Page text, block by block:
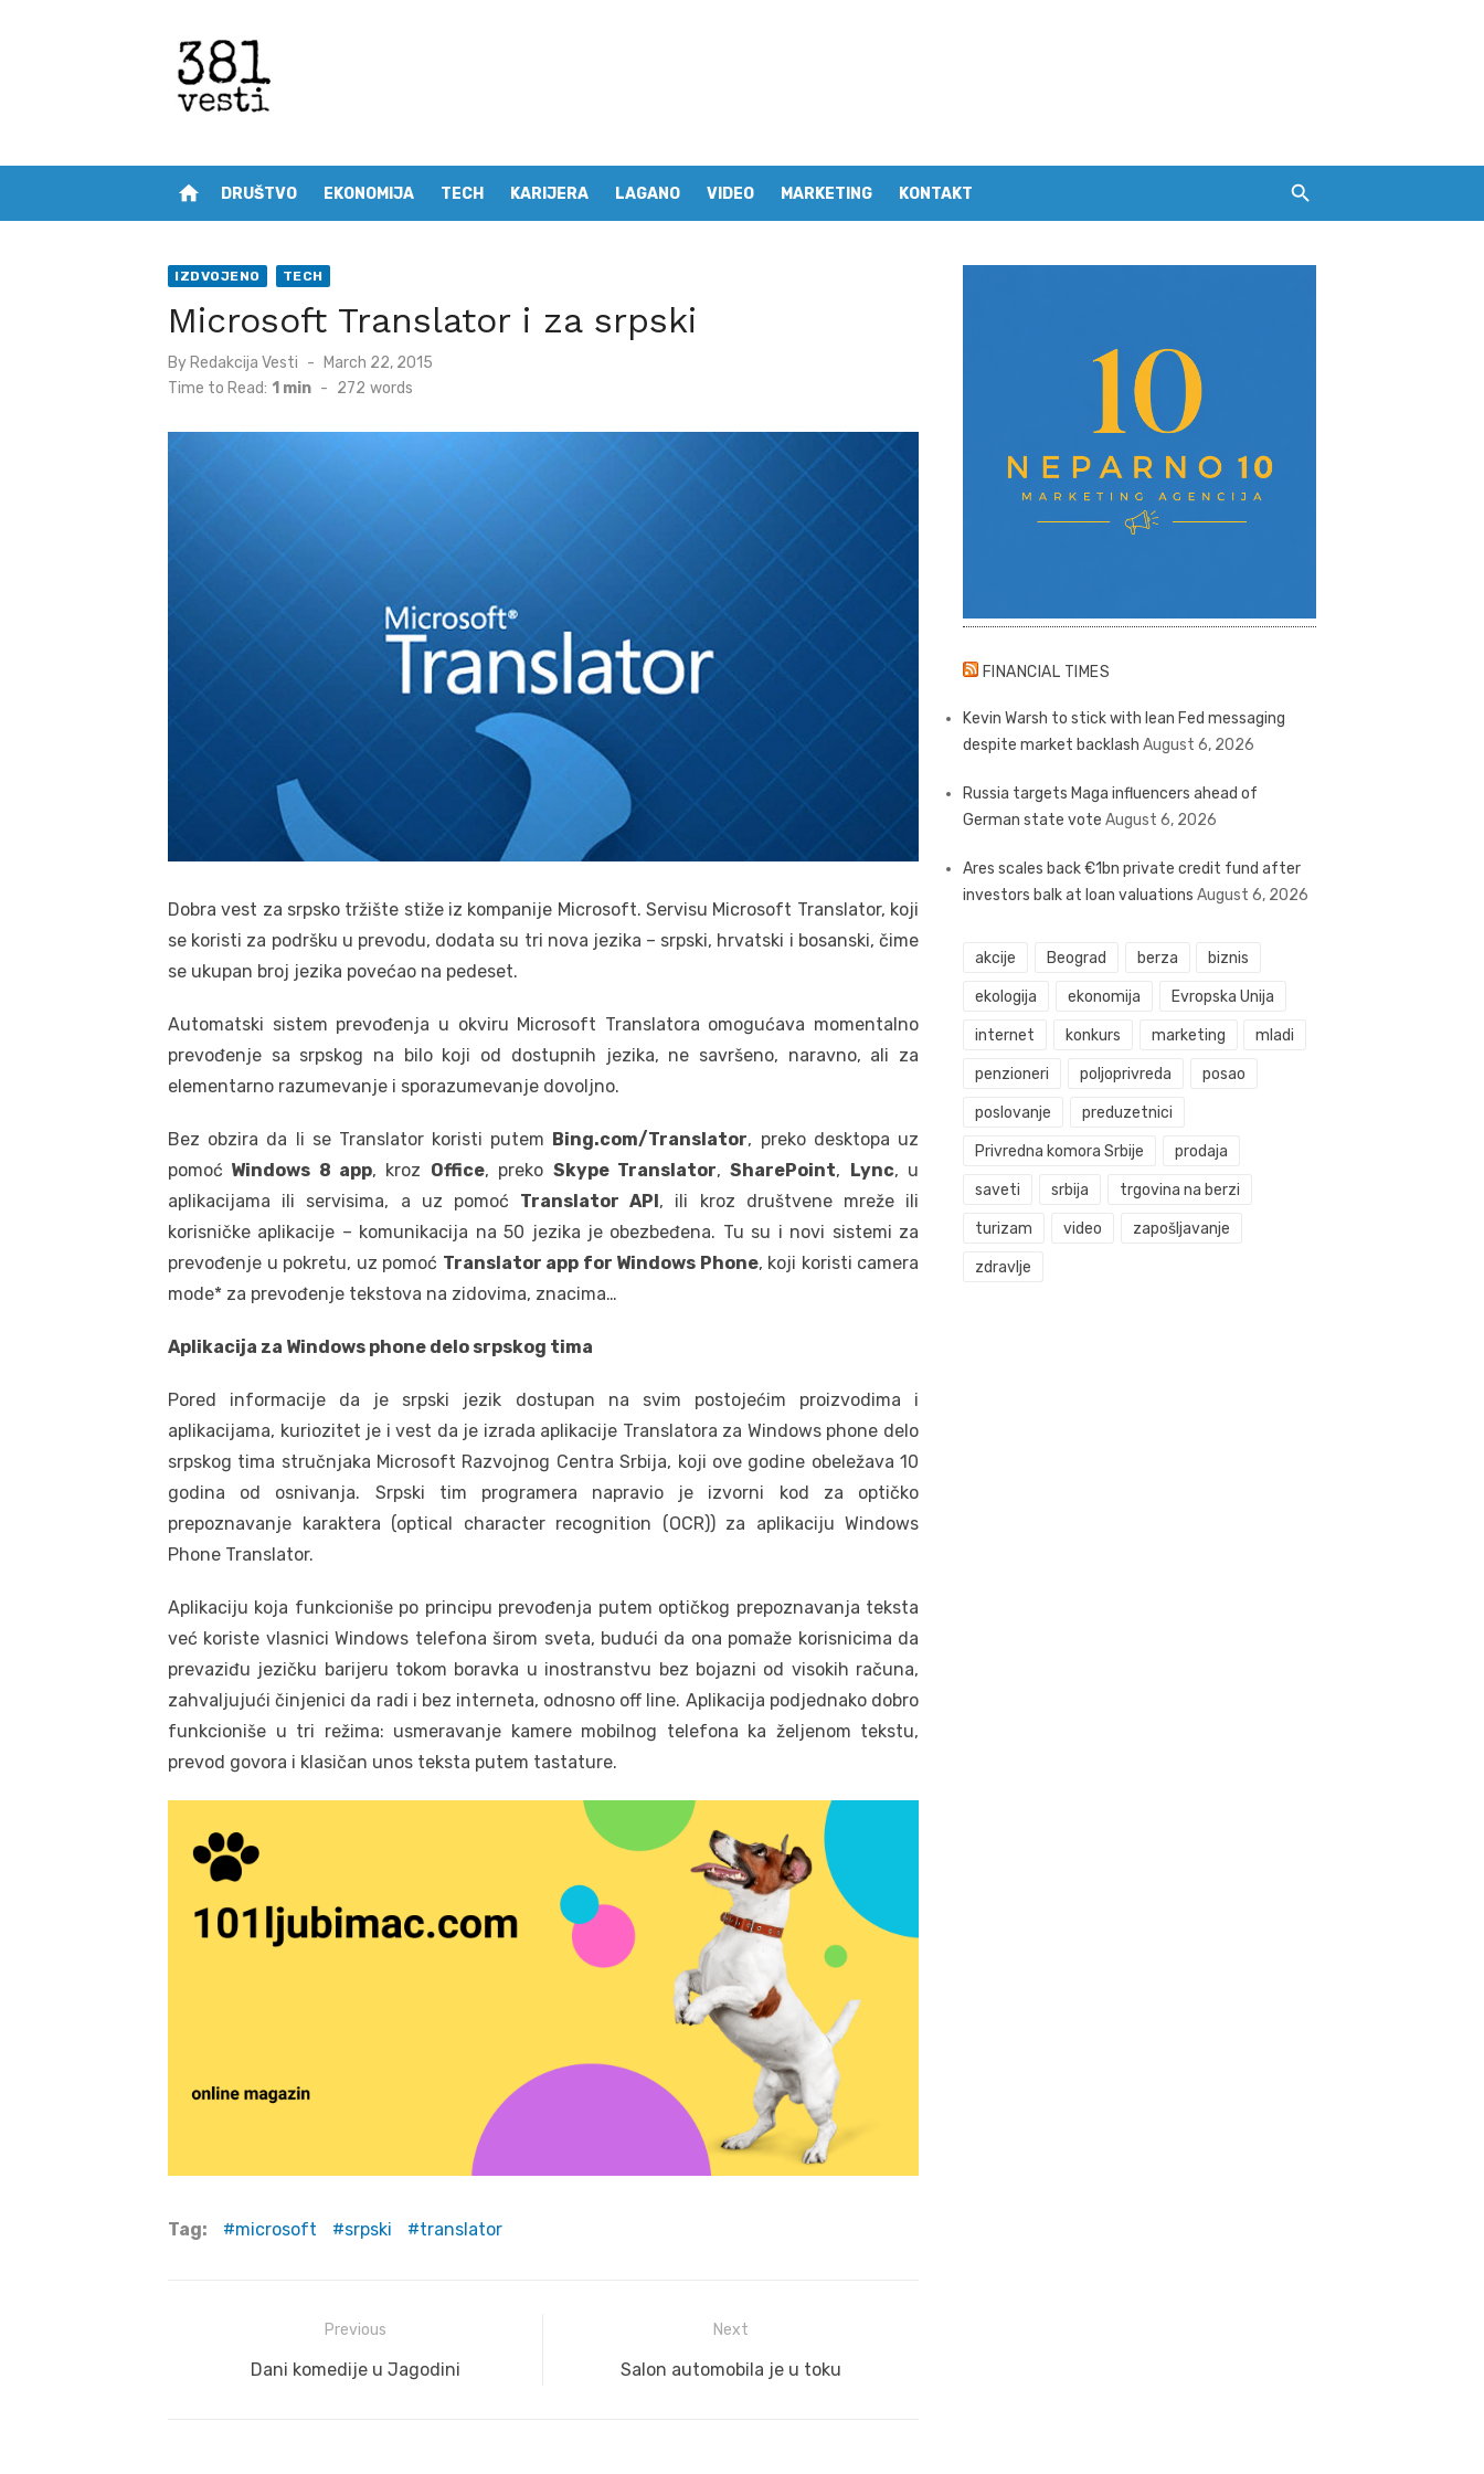
home DRUŠTVO EKONOMIJA TECH KARIJERA LAGANO VIDEO MARKETING KONTAKT
IZDVOJENO TECH
Microsoft Translator i za srpski
By Redakcija Vesti
Posted
on
March 22, 2015
Time to Read: 1 min - 272 words
Dobra vest za srpsko tržište stiže iz kompanije Microsoft. Servisu Microsoft Translator, koji
se koristi za podršku u prevodu, dodata su tri nova jezika – srpski, hrvatski i bosanski, čime
se ukupan broj jezika povećao na pedeset.
Automatski sistem prevođenja u okviru Microsoft Translatora omogućava momentalno
prevođenje sa srpskog na bilo koji od dostupnih jezika, ne savršeno, naravno, ali za
elementarno razumevanje i sporazumevanje dovoljno.
Bez obzira da li se Translator koristi putem Bing.com/Translator, preko desktopa uz
pomoć Windows 8 app, kroz Office, preko Skype Translator,SharePoint, Lync, u
aplikacijama ili servisima, a uz pomoć Translator API, ili kroz društvene mreže ili
korisničke aplikacije – komunikacija na 50 jezika je obezbeđena. Tu su i novi sistemi za
prevođenje u pokretu, uz pomoć Translator app for Windows Phone, koji koristi camera
mode* za prevođenje tekstova na zidovima, znacima…
Aplikacija za Windows phone delo srpskog tima
Pored informacije da je srpski jezik dostupan na svim postojećim proizvodima i
aplikacijama, kuriozitet je i vest da je izrada aplikacije Translatora za Windows phone delo
srpskog tima stručnjaka Microsoft Razvojnog Centra Srbija, koji ove godine obeležava 10
godina od osnivanja. Srpski tim programera napravio je izvorni kod za optičko
prepoznavanje karaktera (optical character recognition (OCR)) za aplikaciju Windows
Phone Translator.
Aplikaciju koja funkcioniše po principu prevođenja putem optičkog prepoznavanja teksta
već koriste vlasnici Windows telefona širom sveta, budući da ona pomaže korisnicima da
prevaziđu jezičku barijeru tokom boravka u inostranstvu bez bojazni od visokih računa,
zahvaljujući činjenici da radi i bez interneta, odnosno off line. Aplikacija podjednako dobro
funkcioniše u tri režima: usmeravanje kamere mobilnog telefona ka željenom tekstu,
prevod govora i klasičan unos teksta putem tastature.
Tag: microsoft srpski translator
navigation
Previous
Previous
Dani komedije u Jagodini
Next
Next
Salon automobila je u toku
FINANCIAL TIMES
Kevin Warsh to stick with lean Fed messaging
despite market backlash August 6, 2026
Russia targets Maga influencers ahead of
German state vote August 6, 2026
Ares scales back €1bn private credit fund after
investors balk at loan valuations August 6, 2026
akcije Beograd berza biznis
ekologija ekonomija Evropska Unija
internet konkurs marketing mladi
penzioneri poljoprivreda posao
poslovanje preduzetnici
Privredna komora Srbije prodaja
saveti srbija trgovina na berzi
turizam video zapošljavanje
zdravlje